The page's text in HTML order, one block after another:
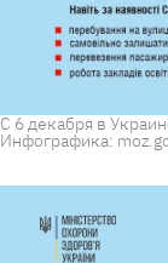
С 6 декабря в
Инфографика: